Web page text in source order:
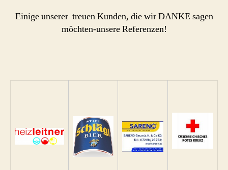
Einige unserer treuen Kunden, die wir DANKE sagen
möchten-unsere Referenzen!